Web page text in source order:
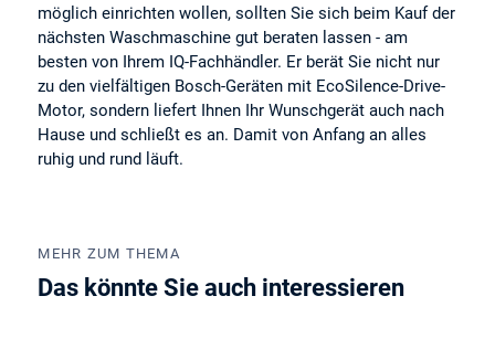
möglich einrichten wollen, sollten Sie sich beim Kauf der
nächsten Waschmaschine gut beraten lassen - am
besten von Ihrem IQ-Fachhändler. Er berät Sie nicht nur
zu den vielfältigen Bosch-Geräten mit EcoSilence-Drive-
Motor, sondern liefert Ihnen Ihr Wunschgerät auch nach
Hause und schließt es an. Damit von Anfang an alles
ruhig und rund läuft.
MEHR ZUM THEMA
Das könnte Sie auch interessieren